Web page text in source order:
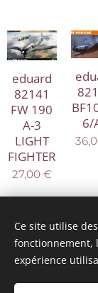
eduard
82141
FW 190
A-3
LIGHT
FIGHTER
27,00€
6/
Ce site utilise
fonctionnement,
expérience